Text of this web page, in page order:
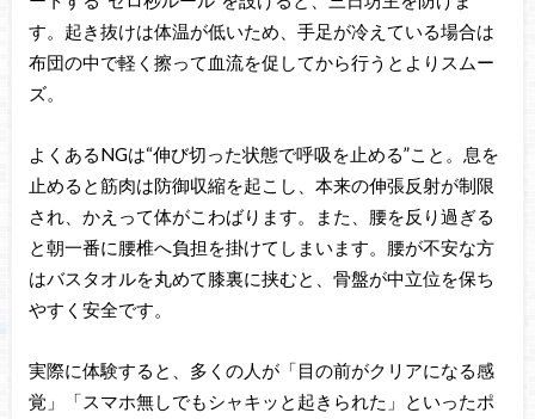
す。起き抜けは体温が低いため、手足が冷えている場合は
布団の中で軽く擦って血流を促してから行うとよりスムー
ズ。
よくあるNGは“伸び切った状態で呼吸を止める”こと。息を
止めると筋肉は防御収縮を起こし、本来の伸張反射が制限
され、かえって体がこわばります。また、腰を反り過ぎる
と朝一番に腰椎へ負担を掛けてしまいます。腰が不安な方
はバスタオルを丸めて膝裏に挟むと、骨盤が中立位を保ち
やすく安全です。
実際に体験すると、多くの人が「目の前がクリアになる感
覚」「スマホ無しでもシャキッと起きられた」といったポ